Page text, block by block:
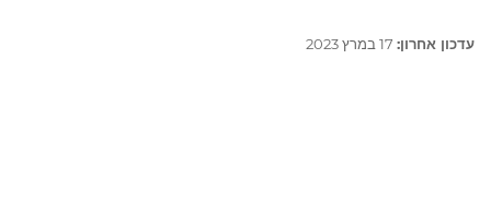
עדכון אחרון: